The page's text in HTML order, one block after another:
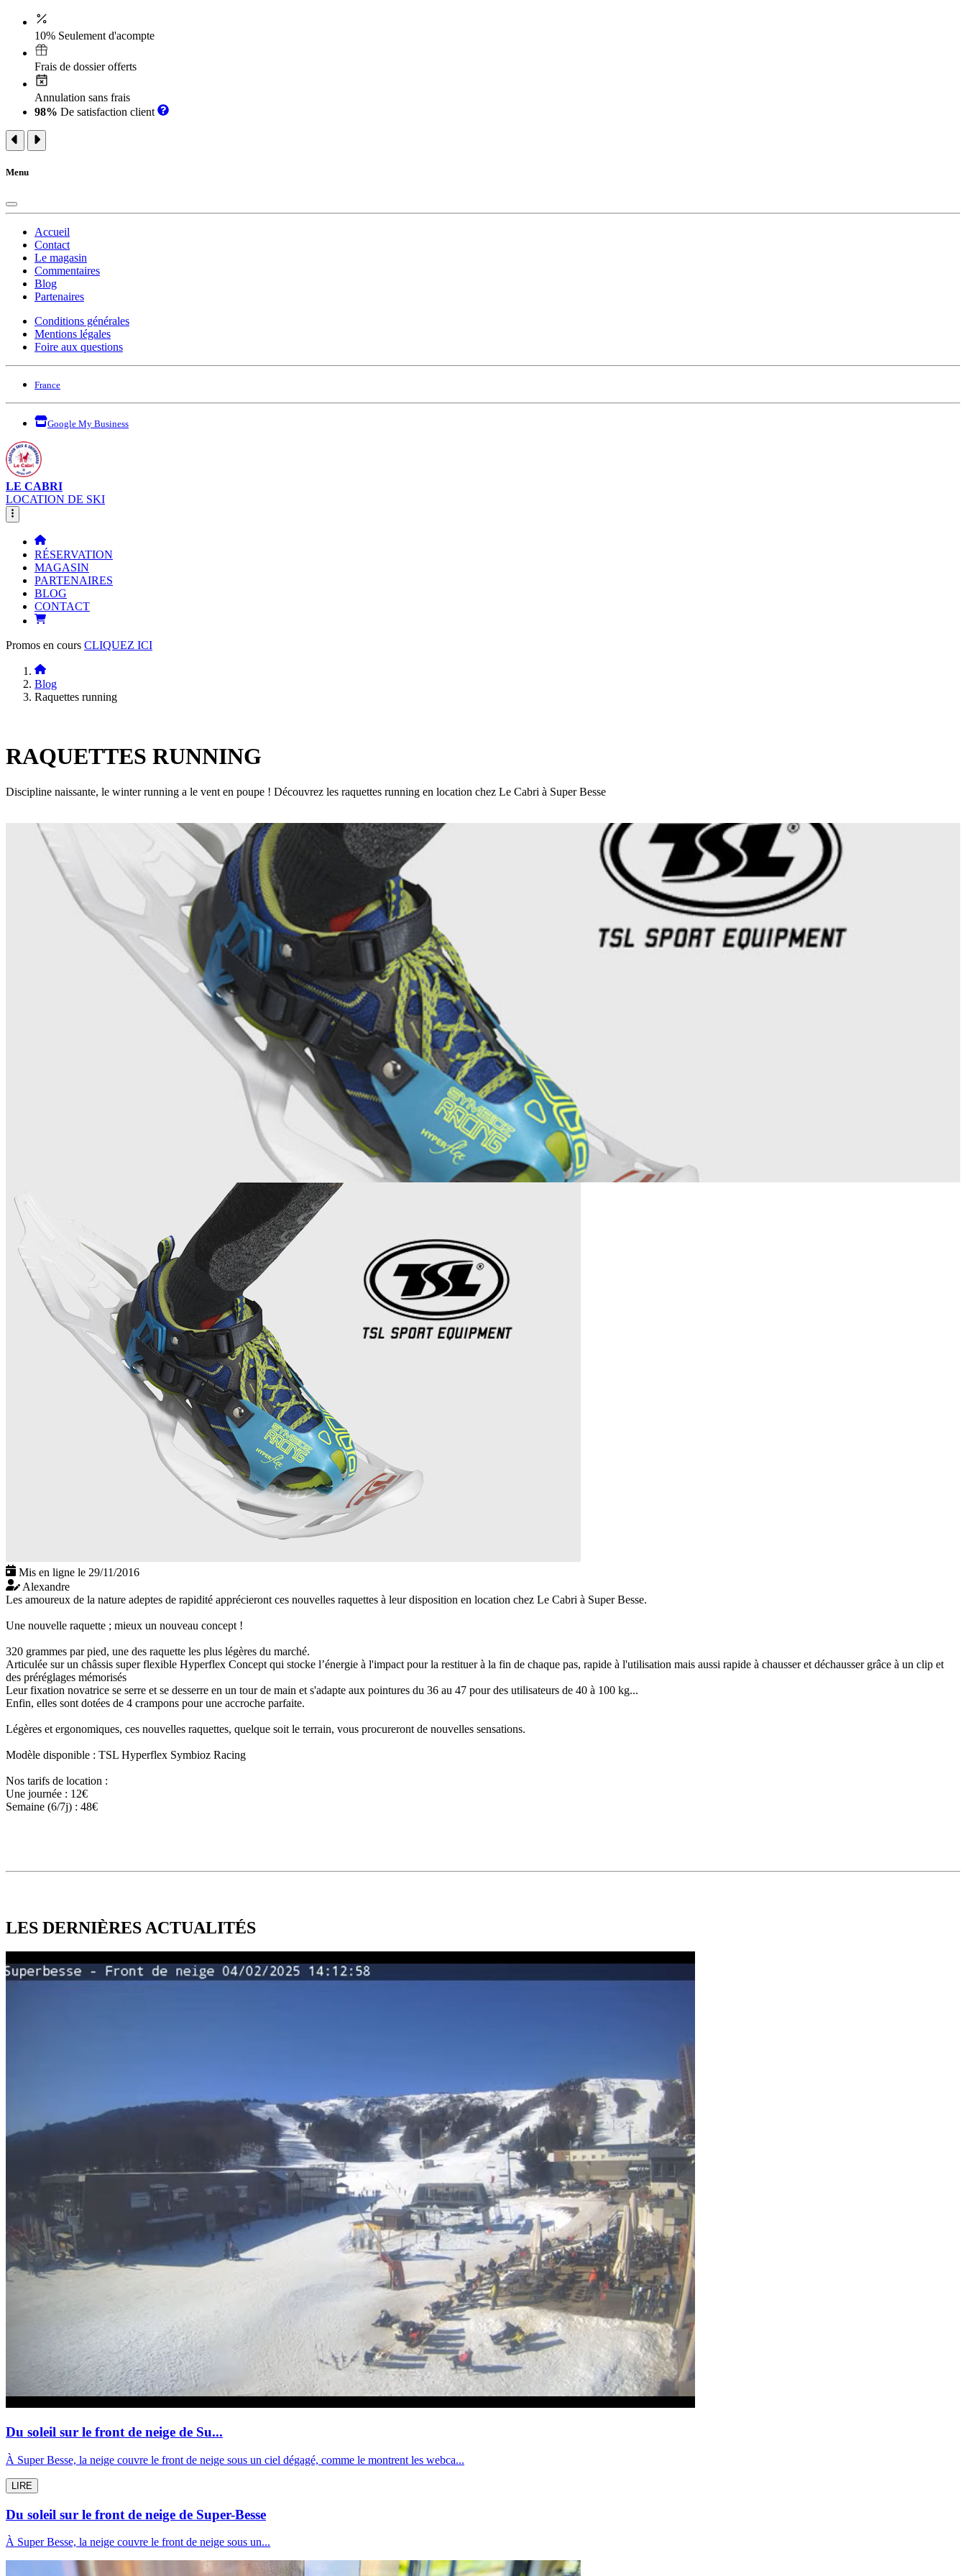
10% Seulement d'acompte
Frais de dossier offerts
Annulation sans frais
98% De satisfaction client
Menu
Accueil
Contact
Le magasin
Commentaires
Blog
Partenaires
Conditions générales
Mentions légales
Foire aux questions
France
Google My Business
LE CABRI
LOCATION DE SKI
RÉSERVATION
MAGASIN
PARTENAIRES
BLOG
CONTACT
Promos en cours CLIQUEZ ICI
Blog
Raquettes running
RAQUETTES RUNNING
Discipline naissante, le winter running a le vent en poupe ! Découvrez les raquettes running en location chez Le Cabri à Super Besse
Mis en ligne le 29/11/2016
Alexandre
Les amoureux de la nature adeptes de rapidité apprécieront ces nouvelles raquettes à leur disposition en location chez Le Cabri à Super Besse.
Une nouvelle raquette ; mieux un nouveau concept !
320 grammes par pied, une des raquette les plus légères du marché.
Articulée sur un châssis super flexible Hyperflex Concept qui stocke l’énergie à l'impact pour la restituer à la fin de chaque pas, rapide à l'utilisation mais aussi rapide à chausser et déchausser grâce à un clip et
des préréglages mémorisés
Leur fixation novatrice se serre et se desserre en un tour de main et s'adapte aux pointures du 36 au 47 pour des utilisateurs de 40 à 100 kg...
Enfin, elles sont dotées de 4 crampons pour une accroche parfaite.
Légères et ergonomiques, ces nouvelles raquettes, quelque soit le terrain, vous procureront de nouvelles sensations.
Modèle disponible : TSL Hyperflex Symbioz Racing
Nos tarifs de location :
Une journée : 12€
Semaine (6/7j) : 48€
LES DERNIÈRES ACTUALITÉS
Du soleil sur le front de neige de Su...
À Super Besse, la neige couvre le front de neige sous un ciel dégagé, comme le montrent les webca...
LIRE
Du soleil sur le front de neige de Super-Besse
À Super Besse, la neige couvre le front de neige sous un...